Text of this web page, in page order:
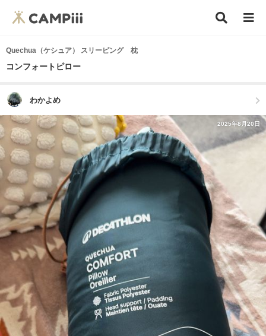
Quechua（ケシュア） スリーピング 枕
コンフォートピロー
わかよめ
2025年8月20日